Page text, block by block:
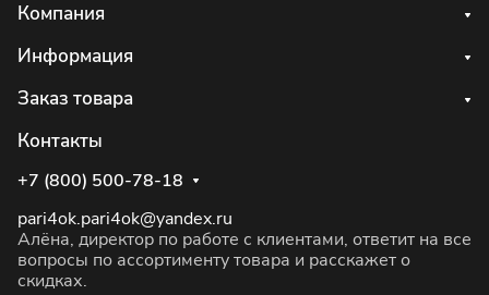
Компания
Информация
Заказ товара
Контакты
+7 (800) 500-78-18
pari4ok.pari4ok@yandex.ru
Алёна, директор по работе с клиентами, ответит на все
вопросы по ассортименту товара и расскажет о
скидках.